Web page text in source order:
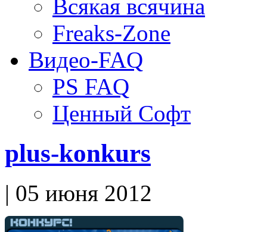
Всякая всячина
Freaks-Zone
Видео-FAQ
PS FAQ
Ценный Софт
plus-konkurs
| 05 июня 2012